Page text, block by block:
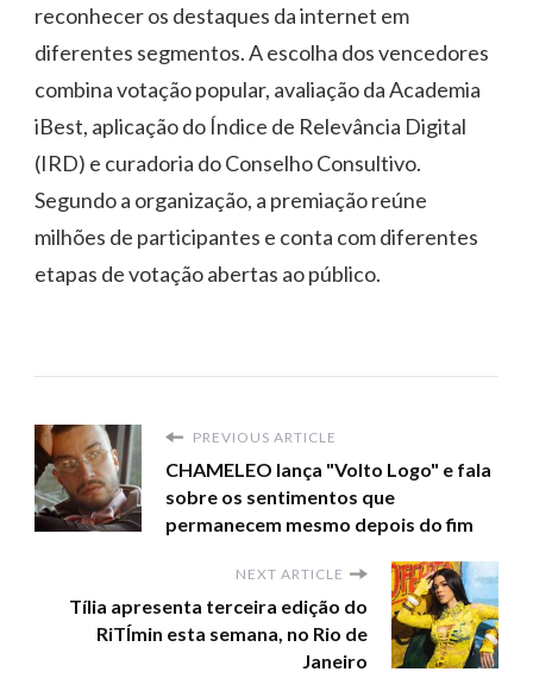
reconhecer os destaques da internet em
diferentes segmentos. A escolha dos vencedores
combina votação popular, avaliação da Academia
iBest, aplicação do Índice de Relevância Digital
(IRD) e curadoria do Conselho Consultivo.
Segundo a organização, a premiação reúne
milhões de participantes e conta com diferentes
etapas de votação abertas ao público.
PREVIOUS ARTICLE
CHAMELEO lança "Volto Logo" e fala
sobre os sentimentos que
permanecem mesmo depois do fim
NEXT ARTICLE
Tília apresenta terceira edição do
RiTÍmin esta semana, no Rio de
Janeiro